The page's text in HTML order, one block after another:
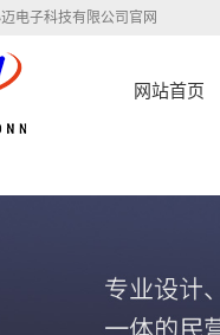
电子科技有限公司官网
网站首页